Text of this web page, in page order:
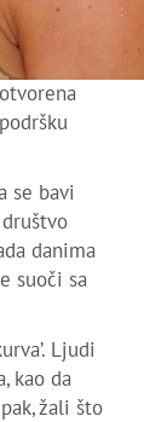
se bavi
danima
suoči sa
Ljudi
kao da
žali što